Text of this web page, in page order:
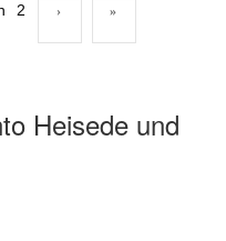
2 › »
Heisede und